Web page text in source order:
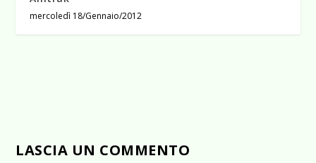
mercoledì 18/Gennaio/2012
LASCIA UN COMMENTO